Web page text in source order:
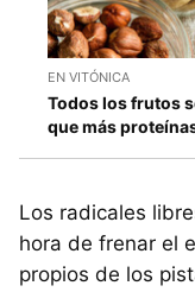
EN VITÓNICA
Todos los frutos
que más
Los radicales
hora de frenar el
propios de los